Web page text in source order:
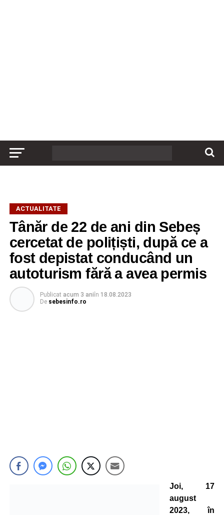
ACTUALITATE
Tânăr de 22 de ani din Sebeș
cercetat de polițiști, după ce a
fost depistat conducând un
autoturism fără a avea permis
Publicat acum 3 aniîn 18.08.2023
De sebesinfo.ro
Joi, 17
august
2023, în